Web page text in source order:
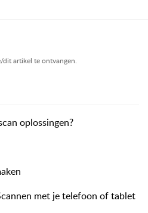
artikel te ontvangen.
oplossingen?
met je telefoon of tablet